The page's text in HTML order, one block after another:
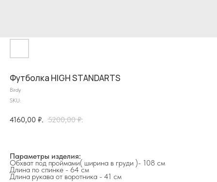
Футболка HIGH STANDARTS
Birdy
SKU:
4160,00 ₽. 5200,00 ₽.
Параметры изделия:
Обхват под проймами( ширина в груди )- 108 см
Длина по спинке - 64 см
Длина рукава от воротника - 41 см
на главную